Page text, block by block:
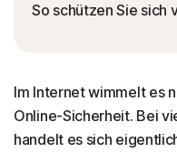
So schützen Sie sich
Im Internet wimmelt es
Online-Sicherheit. Bei
handelt es sich